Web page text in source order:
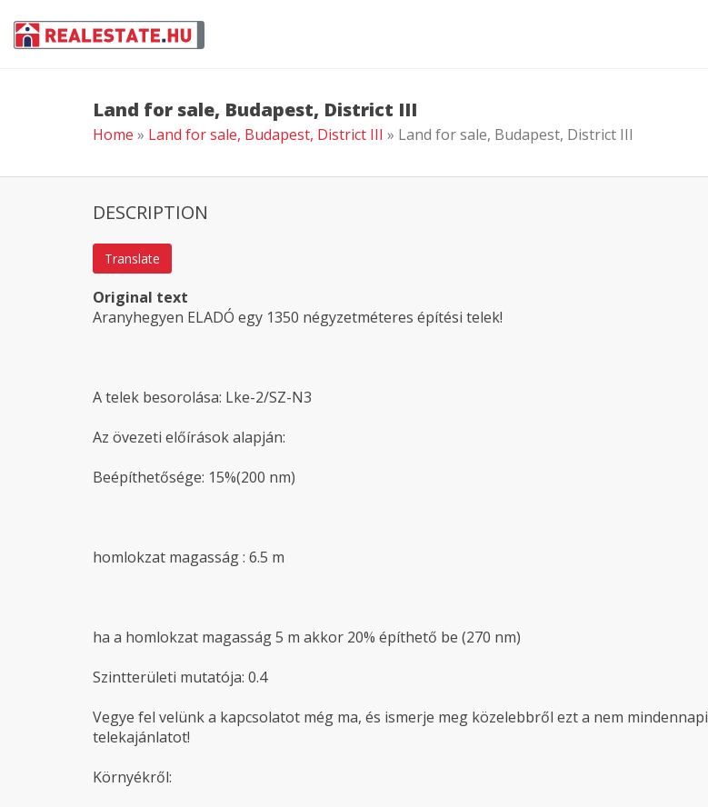
Land for sale, Budapest, District III
Home » Land for sale, Budapest, District III » Land for sale, Budapest, District III
DESCRIPTION
Translate
Original text
Aranyhegyen ELADÓ egy 1350 négyzetméteres építési telek!
A telek besorolása: Lke-2/SZ-N3
Az övezeti előírások alapján:
Beépíthetősége: 15%(200 nm)
homlokzat magasság : 6.5 m
ha a homlokzat magasság 5 m akkor 20% építhető be (270 nm)
Szintterületi mutatója: 0.4
Vegye fel velünk a kapcsolatot még ma, és ismerje meg közelebbről ezt a nem mindennapi
telekajánlatot!
Környékről: